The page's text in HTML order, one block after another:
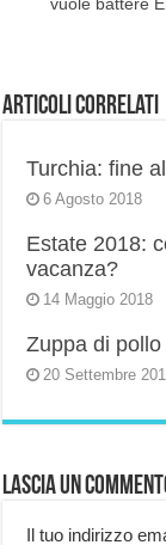
vuole battere
Articoli correlati
Turchia: fine
6 Agosto 2018
Estate 2018:
vacanza?
14 Maggio 2018
Zuppa di
20 Settembre
Lascia un
Il tuo indirizzo